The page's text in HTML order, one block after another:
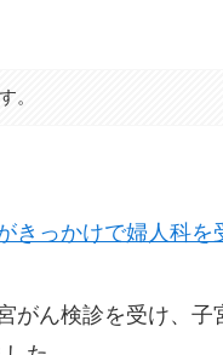
。
っかけで婦人科を
がん検診を受け、